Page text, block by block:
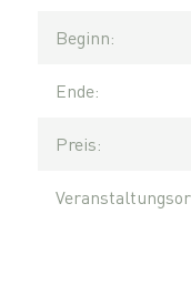
Beginn:
Ende:
Preis: